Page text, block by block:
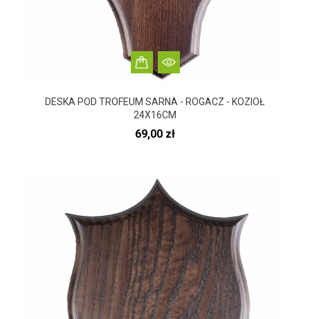
DESKA POD TROFEUM SARNA - ROGACZ - KOZIOŁ
24X16CM
Cena
69,00 zł